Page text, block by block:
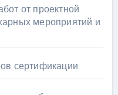
от проектной
мероприятий и
сертификации